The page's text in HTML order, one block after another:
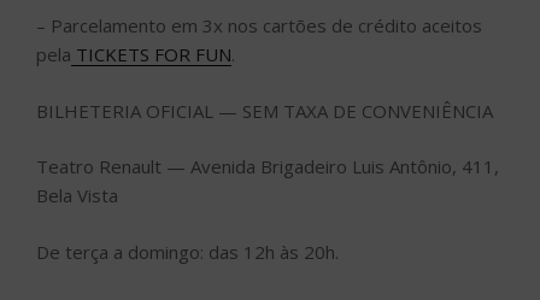
– Parcelamento em 3x nos cartões de crédito aceitos
pela TICKETS FOR FUN.
BILHETERIA OFICIAL — SEM TAXA DE CONVENIÊNCIA
Teatro Renault — Avenida Brigadeiro Luis Antônio, 411,
Bela Vista
De terça a domingo: das 12h às 20h.